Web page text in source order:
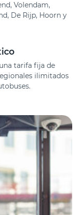
Volendam,
De Rijp, Hoorn y
tarifa fija de
ilimitados